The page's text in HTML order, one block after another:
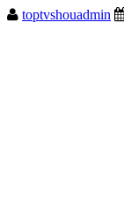
toptvshouadmin